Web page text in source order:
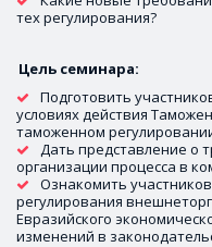
тех регулирования?
Цель семинара:
Подготовить
условиях действия
таможенном
Дать представление о
организации процесса в
Ознакомить
регулирования
Евразийского
изменений в